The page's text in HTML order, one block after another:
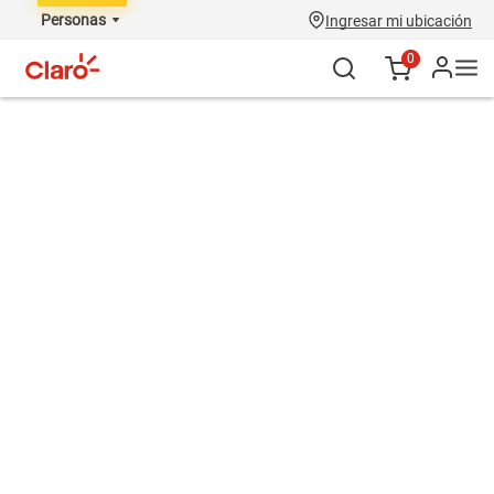
Personas Ingresar mi ubicación
0